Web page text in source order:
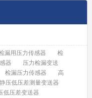
漏用压力传感器
检
器
压力检漏变送
检漏压力传感器
高
压低压差测量变送器
低压差变送器